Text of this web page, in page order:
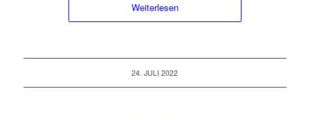
Weiterlesen
24. JULI 2022